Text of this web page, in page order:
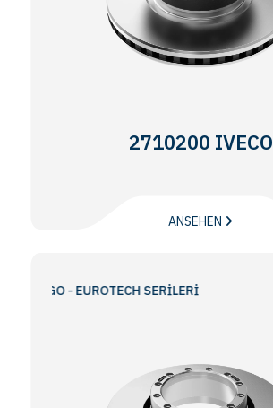
2710200 IVECO
ANSEHEN
- EUROTECH SERİLERİ